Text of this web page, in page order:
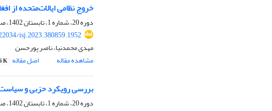
خروج نظامی ایالات‌متحده از
دوره 20، شماره 1، تابستان 1402، صفحه
isj.2023.380859.1952
مهدی محمدنیا، ناصر پورحسن
مشاهده مقاله
اصل مقاله K
بررسی رویکرد حزبی و سیاست‌های
دوره 20، شماره 1، تابستان 1402، صفحه